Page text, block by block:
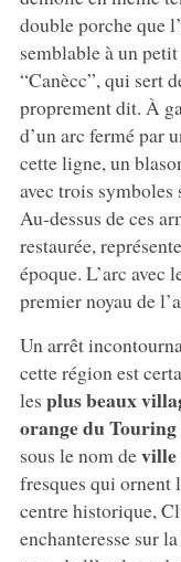
double porche que
semblable à un
“Canècc”, qui sert
proprement dit. À
d’un arc fermé par
cette ligne, un
avec trois symboles
Au-dessus de ces
restaurée,
époque. L’arc avec
premier noyau de
Un arrêt
cette région est
les plus beaux
orange du
sous le nom deville
fresques qui ornent
centre historique,
enchanteresse sur